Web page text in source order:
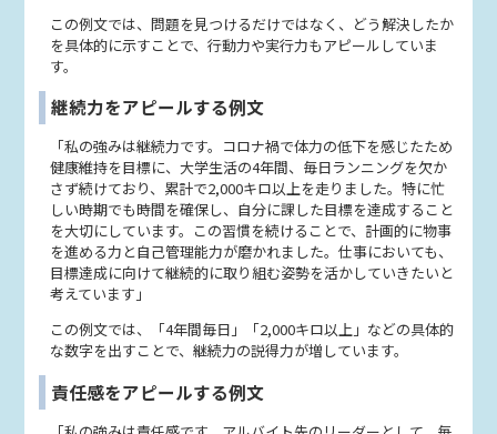
この例文では、問題を見つけるだけではなく、どう解決したか
を具体的に示すことで、行動力や実行力もアピールしていま
す。
継続力をアピールする例文
「私の強みは継続力です。コロナ禍で体力の低下を感じたため
健康維持を目標に、大学生活の4年間、毎日ランニングを欠か
さず続けており、累計で2,000キロ以上を走りました。特に忙
しい時期でも時間を確保し、自分に課した目標を達成すること
を大切にしています。この習慣を続けることで、計画的に物事
を進める力と自己管理能力が磨かれました。仕事においても、
目標達成に向けて継続的に取り組む姿勢を活かしていきたいと
考えています」
この例文では、「4年間毎日」「2,000キロ以上」などの具体的
な数字を出すことで、継続力の説得力が増しています。
責任感をアピールする例文